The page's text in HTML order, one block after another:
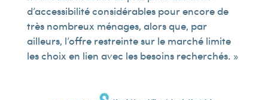
d’accessibilité considérables pour encore de
très nombreux ménages, alors que, par
ailleurs, l’offre restreinte sur le marché limite
les choix en lien avec les besoins recherchés. »